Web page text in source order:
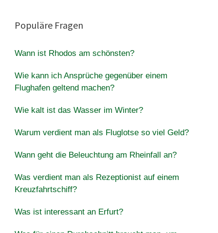
Populäre Fragen
Wann ist Rhodos am schönsten?
Wie kann ich Ansprüche gegenüber einem
Flughafen geltend machen?
Wie kalt ist das Wasser im Winter?
Warum verdient man als Fluglotse so viel Geld?
Wann geht die Beleuchtung am Rheinfall an?
Was verdient man als Rezeptionist auf einem
Kreuzfahrtschiff?
Was ist interessant an Erfurt?